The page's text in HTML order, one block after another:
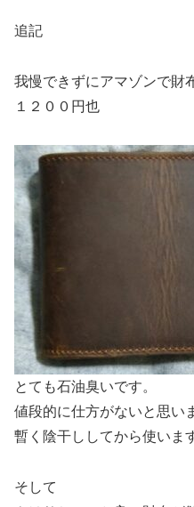
追記
我慢できずにアマゾンで財
１２００円也
とても石油臭いです。
値段的に仕方がないと思い
暫く陰干ししてから使いま
そして